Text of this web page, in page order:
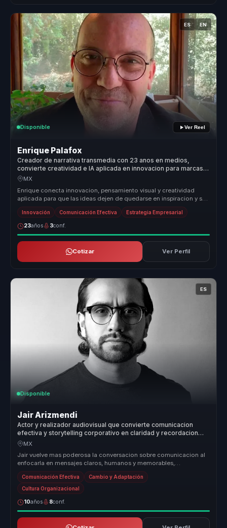
ES EN
Disponible Ver Reel
Enrique Palafox
Creador de narrativa transmedia con 23 anos en medios,
convierte creatividad e IA aplicada en innovacion para marcas y
equipos.
MX
Enrique conecta innovacion, pensamiento visual y creatividad
aplicada para que las ideas dejen de quedarse en inspiracion y se
conviertan...
Innovación Comunicación Efectiva Estrategia Empresarial
23años 3conf.
Cotizar Ver Perfil
ES
Disponible
Jair Arizmendi
Actor y realizador audiovisual que convierte comunicacion
efectiva y storytelling corporativo en claridad y recordacion
para empresas y equipos.
MX
Jair vuelve mas poderosa la conversacion sobre comunicacion al
enfocarla en mensajes claros, humanos y memorables,
especialmente utiles p...
Comunicación Efectiva Cambio y Adaptación
Cultura Organizacional
10años 8conf.